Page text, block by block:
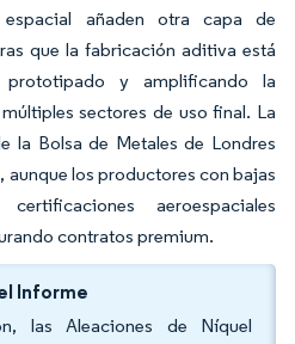
añaden otra capa de
que la fabricación aditiva está
y amplificando la
sectores de uso final. La
la Bolsa de Metales de Londres
los productores con bajas
aeroespaciales
contratos premium.
Informe
las Aleaciones de Níquel